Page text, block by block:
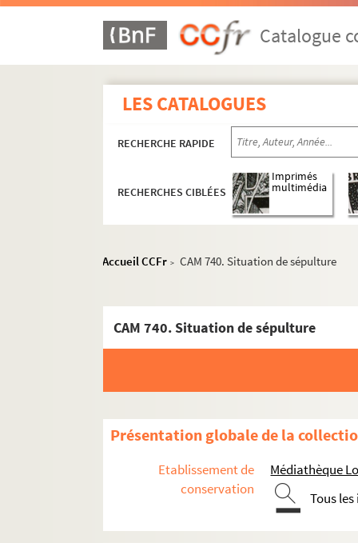
Catalogue
LES CATALOGUES
RECHERCHE RAPIDE
RECHERCHES CIBLÉES
Imprimés
multimédia
Accueil CCFr > CAM 740. Situation de sépulture
CAM 740. Situation de sépulture
Présentation globale de la
Etablissement de
conservation
Médiathèque
Tous